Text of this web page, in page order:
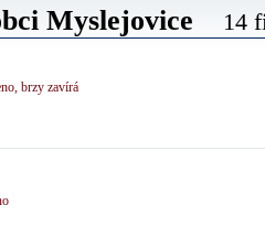
Myslejovice 14
brzy zavírá